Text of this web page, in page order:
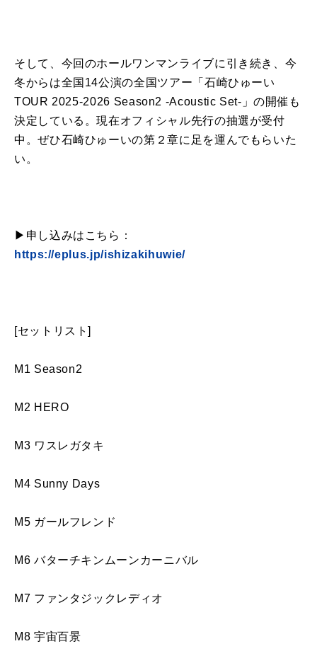
そして、今回のホールワンマンライブに引き続き、今
冬からは全国14公演の全国ツアー「石崎ひゅーい
TOUR 2025-2026 Season2 -Acoustic Set-」の開催も
決定している。現在オフィシャル先行の抽選が受付
中。ぜひ石崎ひゅーいの第２章に足を運んでもらいた
い。
▶︎申し込みはこちら：
https://eplus.jp/ishizakihuwie/
[セットリスト]
M1 Season2
M2 HERO
M3 ワスレガタキ
M4 Sunny Days
M5 ガールフレンド
M6 バターチキンムーンカーニバル
M7 ファンタジックレディオ
M8 宇宙百景